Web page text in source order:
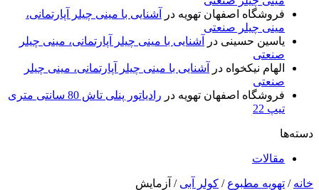
فروشگاه اصفهان تهویه در
آشنایی با مینی چیلر آپارتمانی،
مینی چیلر صنعتی
یاسین حسینی در
آشنایی با مینی چیلر آپارتمانی، مینی چیلر
صنعتی
الهام نیکخواه در
آشنایی با مینی چیلر آپارتمانی، مینی چیلر
صنعتی
فروشگاه اصفهان تهویه در
رادیاتور پنلی تاش 80 سانتی متری
تیپ 22
دسته‌ها
مقالات
خانه / تهویه مطبوع / کولر آبی / آزمایش